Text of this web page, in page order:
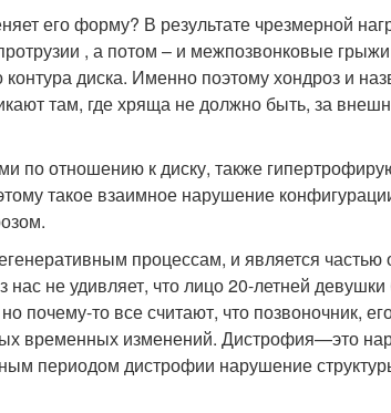
его форму? В результате чрезмерной
, а потом – и межпозвонковые
диска. Именно поэтому хондроз и
там, где хряща не должно быть, за
по отношению к диску, также
такое взаимное нарушение
процессам, и является
не удивляет, что лицо 20-летней девушки
почему-то все считают, что позвоночник,
временных изменений. Дистрофия—это
периодом дистрофии нарушение